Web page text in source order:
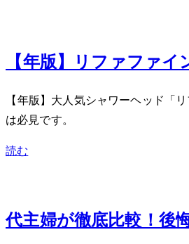
【2025年版】リファ フ
【2025年版】大人気シャワーヘッ
は必見です。
読む
40代主婦が徹底比較！